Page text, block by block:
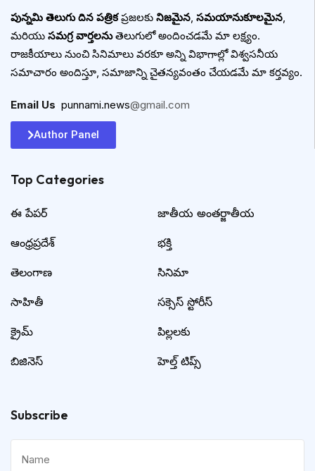
పున్నమి తెలుగు దిన పత్రికప్రజలకు నిజమైన, సమయానుకూలమైన,
మరియు సమగ్ర వార్తలనుతెలుగులో అందించడమే మా లక్ష్యం.
రాజకీయాలు నుంచి సినిమాలు వరకూ అన్ని విభాగాల్లో విశ్వసనీయ
సమాచారం అందిస్తూ, సమాజాన్ని చైతన్యవంతం చేయడమే మా కర్తవ్యం.
Email Us punnami.news@gmail.com
Author Panel
Top Categories​
ఈ పేపర్
ఆంధ్రప్రదేశ్
తెలంగాణ
సాహితీ
క్రైమ్
బిజినెస్
జాతీయ అంతర్జాతీయ
భక్తి
సినిమా
సక్సెస్ స్టోరీస్
పిల్లలకు
హెల్త్ టిప్స్
Subscribe